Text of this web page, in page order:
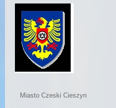
Miasto Czeski Cieszyn